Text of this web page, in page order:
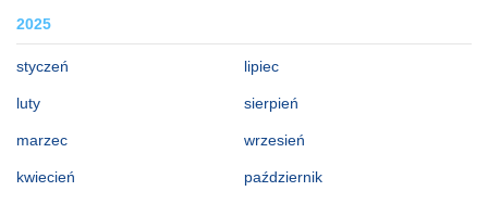
2025
styczeń
luty
marzec
kwiecień
lipiec
sierpień
wrzesień
październik